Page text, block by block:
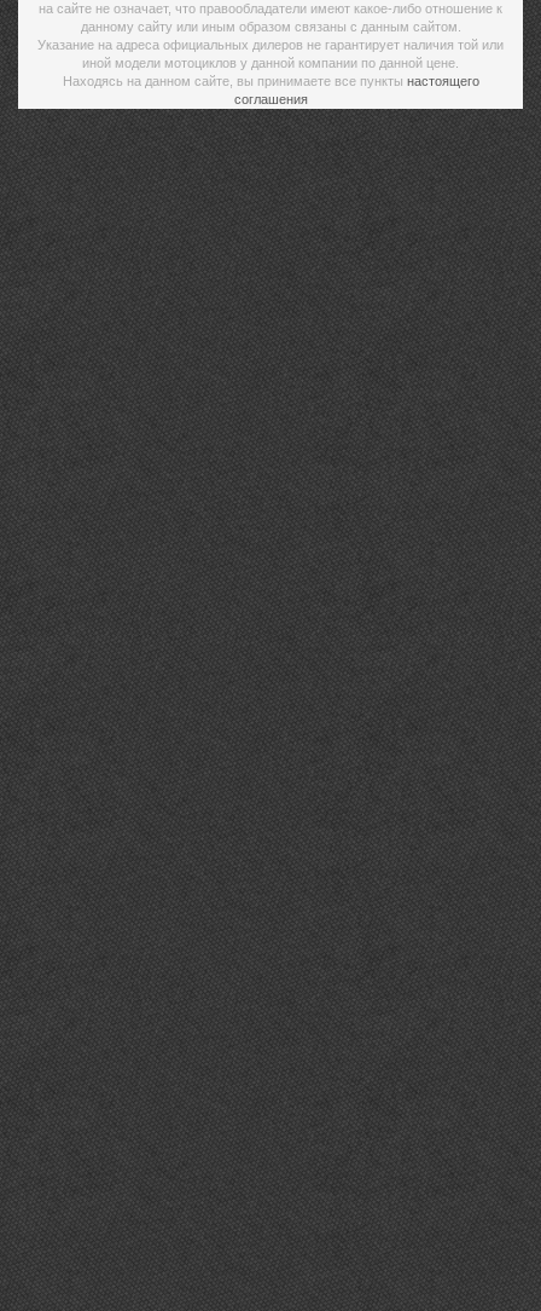
на сайте не означает, что правообладатели имеют какое-либо отношение к
данному сайту или иным образом связаны с данным сайтом.
Указание на адреса официальных дилеров не гарантирует наличия той или
иной модели мотоциклов у данной компании по данной цене.
Находясь на данном сайте, вы принимаете все пункты настоящего
соглашения